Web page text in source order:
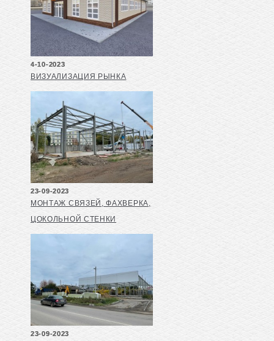
4-10-2023
ВИЗУАЛИЗАЦИЯ РЫНКА
23-09-2023
МОНТАЖ СВЯЗЕЙ, ФАХВЕРКА,
ЦОКОЛЬНОЙ СТЕНКИ
23-09-2023